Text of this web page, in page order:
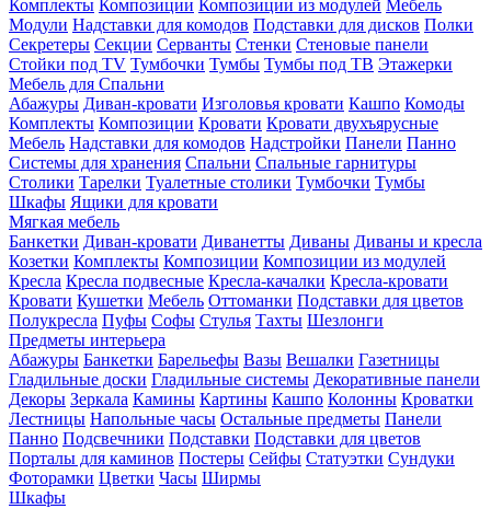
Комплекты Композиции Композиции из модулей Мебель
Модули Надставки для комодов Подставки для дисков Полки
Секретеры Секции Серванты Стенки Стеновые панели
Стойки под TV Тумбочки Тумбы Тумбы под ТВ Этажерки
Мебель для Спальни
Абажуры Диван-кровати Изголовья кровати Кашпо Комоды
Комплекты Композиции Кровати Кровати двухъярусные
Мебель Надставки для комодов Надстройки Панели Панно
Системы для хранения Спальни Спальные гарнитуры
Столики Тарелки Туалетные столики Тумбочки Тумбы
Шкафы Ящики для кровати
Мягкая мебель
Банкетки Диван-кровати Диванетты Диваны Диваны и кресла
Козетки Комплекты Композиции Композиции из модулей
Кресла Кресла подвесные Кресла-качалки Кресла-кровати
Кровати Кушетки Мебель Оттоманки Подставки для цветов
Полукресла Пуфы Софы Стулья Тахты Шезлонги
Предметы интерьера
Абажуры Банкетки Барельефы Вазы Вешалки Газетницы
Гладильные доски Гладильные системы Декоративные панели
Декоры Зеркала Камины Картины Кашпо Колонны Кроватки
Лестницы Напольные часы Остальные предметы Панели
Панно Подсвечники Подставки Подставки для цветов
Порталы для каминов Постеры Сейфы Статуэтки Сундуки
Фоторамки Цветки Часы Ширмы
Шкафы